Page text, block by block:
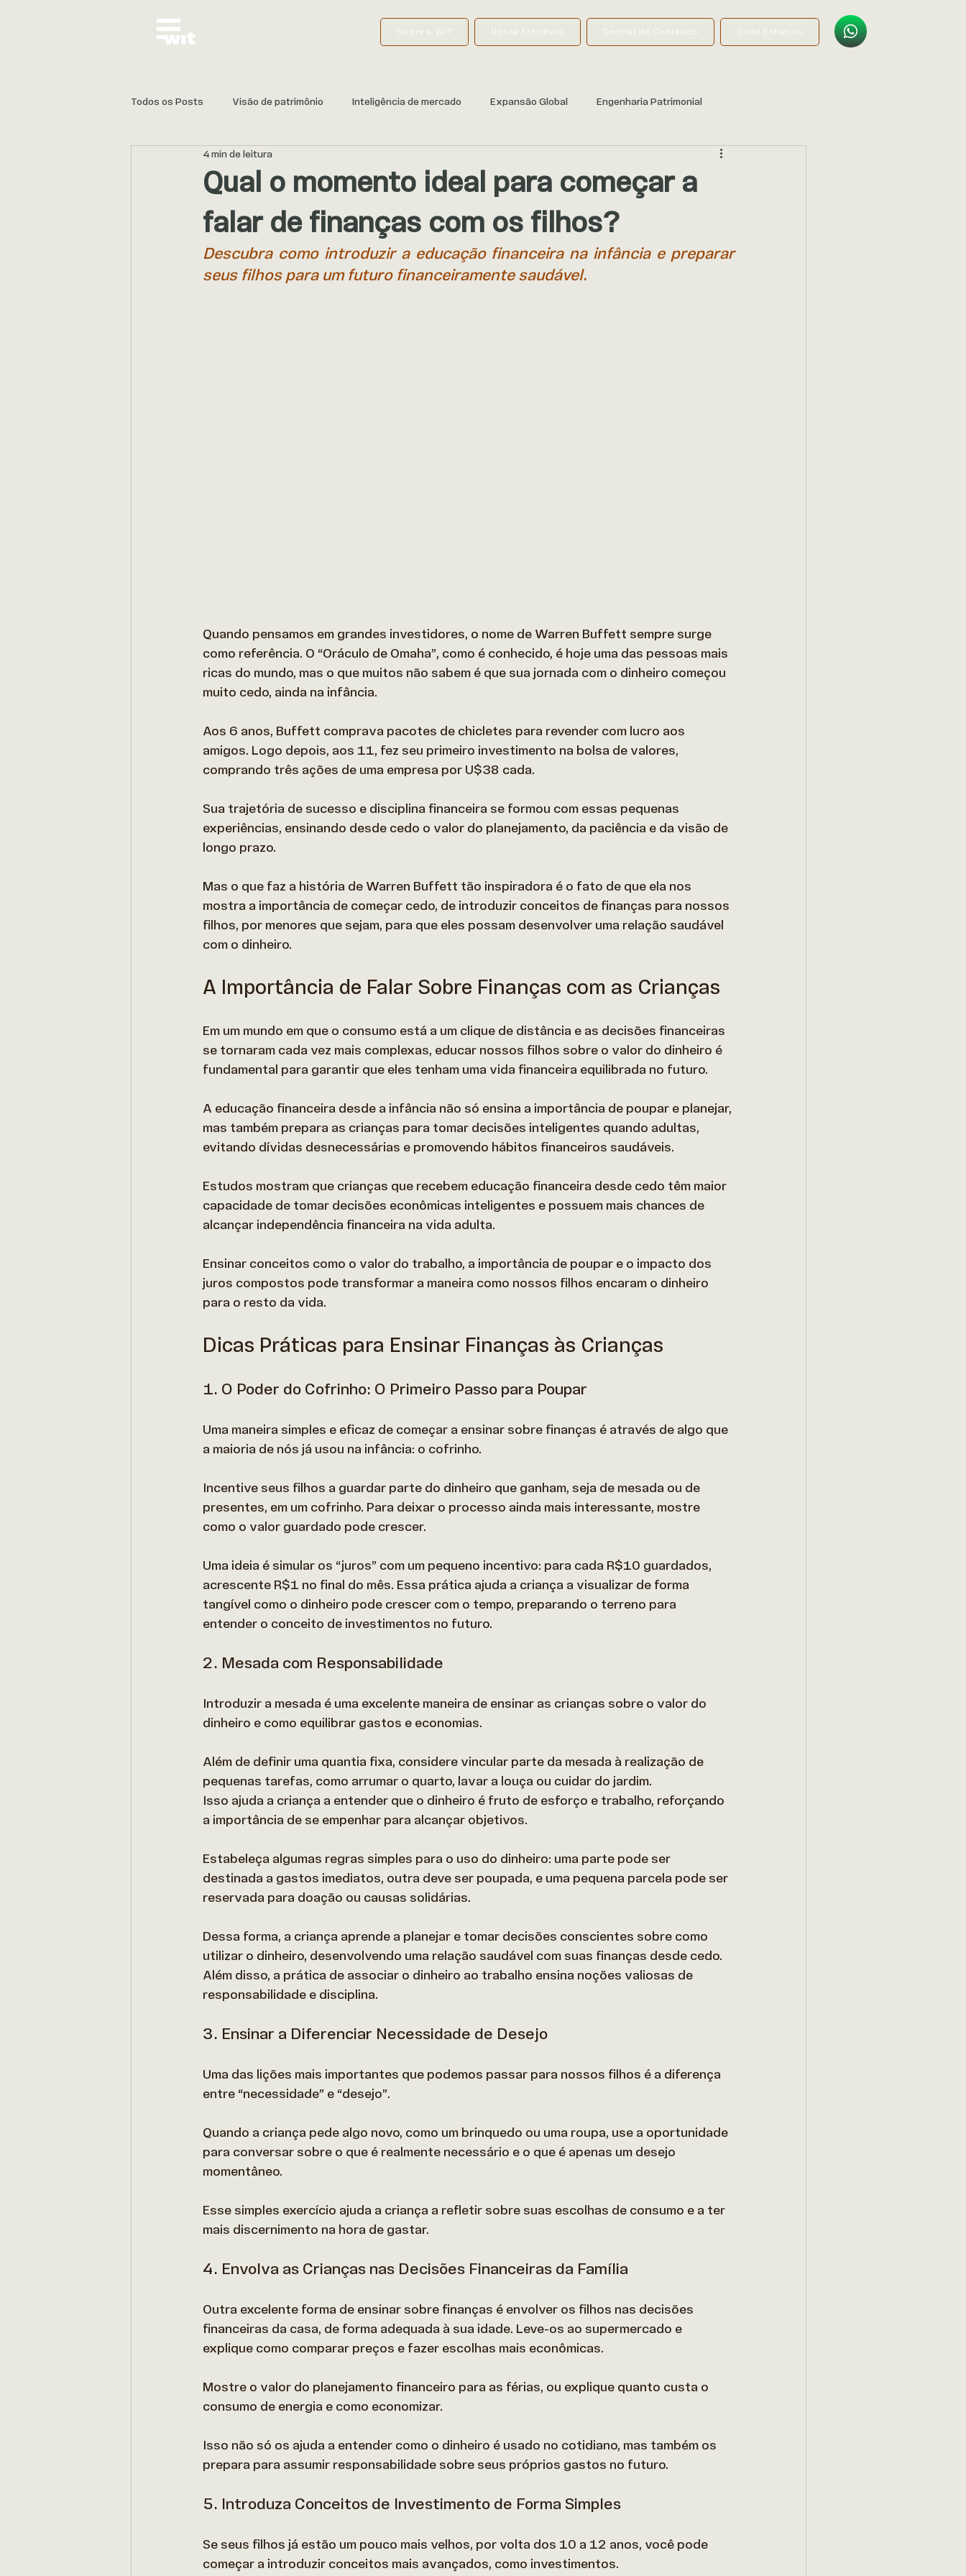
Sobre a WIT Nossa Estrutura Central de Conteúdo Onde Estamos
Todos os Posts Visão de patrimônio Inteligência de mercado Expansão Global Engenharia Patrimonial
Proteção e Continuidade
Qual o momento ideal para começar a
falar de finanças com os filhos?
4 min de leitura
Descubra como introduzir a educação financeira na infância e preparar
seus filhos para um futuro financeiramente saudável.
Quando pensamos em grandes investidores, o nome de Warren Buffett sempre surge
como referência. O “Oráculo de Omaha”, como é conhecido, é hoje uma das pessoas mais
ricas do mundo, mas o que muitos não sabem é que sua jornada com o dinheiro começou
muito cedo, ainda na infância.
Aos 6 anos, Buffett comprava pacotes de chicletes para revender com lucro aos
amigos. Logo depois, aos 11, fez seu primeiro investimento na bolsa de valores,
comprando três ações de uma empresa por U$38 cada.
Sua trajetória de sucesso e disciplina financeira se formou com essas pequenas
experiências, ensinando desde cedo o valor do planejamento, da paciência e da visão de
longo prazo.
Mas o que faz a história de Warren Buffett tão inspiradora é o fato de que ela nos
mostra a importância de começar cedo, de introduzir conceitos de finanças para nossos
filhos, por menores que sejam, para que eles possam desenvolver uma relação saudável
com o dinheiro.
A Importância de Falar Sobre Finanças com as Crianças
Em um mundo em que o consumo está a um clique de distância e as decisões financeiras
se tornaram cada vez mais complexas, educar nossos filhos sobre o valor do dinheiro é
fundamental para garantir que eles tenham uma vida financeira equilibrada no futuro.
A educação financeira desde a infância não só ensina a importância de poupar e planejar,
mas também prepara as crianças para tomar decisões inteligentes quando adultas,
evitando dívidas desnecessárias e promovendo hábitos financeiros saudáveis.
Estudos mostram que crianças que recebem educação financeira desde cedo têm maior
capacidade de tomar decisões econômicas inteligentes e possuem mais chances de
alcançar independência financeira na vida adulta.
Ensinar conceitos como o valor do trabalho, a importância de poupar e o impacto dos
juros compostos pode transformar a maneira como nossos filhos encaram o dinheiro
para o resto da vida.
Dicas Práticas para Ensinar Finanças às Crianças
1. O Poder do Cofrinho: O Primeiro Passo para Poupar
Uma maneira simples e eficaz de começar a ensinar sobre finanças é através de algo que
a maioria de nós já usou na infância: o cofrinho.
Incentive seus filhos a guardar parte do dinheiro que ganham, seja de mesada ou de
presentes, em um cofrinho. Para deixar o processo ainda mais interessante, mostre
como o valor guardado pode crescer.
Uma ideia é simular os “juros” com um pequeno incentivo: para cada R$10 guardados,
acrescente R$1 no final do mês. Essa prática ajuda a criança a visualizar de forma
tangível como o dinheiro pode crescer com o tempo, preparando o terreno para
entender o conceito de investimentos no futuro.
2. Mesada com Responsabilidade
Introduzir a mesada é uma excelente maneira de ensinar as crianças sobre o valor do
dinheiro e como equilibrar gastos e economias.
Além de definir uma quantia fixa, considere vincular parte da mesada à realização de
pequenas tarefas, como arrumar o quarto, lavar a louça ou cuidar do jardim.
Isso ajuda a criança a entender que o dinheiro é fruto de esforço e trabalho, reforçando
a importância de se empenhar para alcançar objetivos.
Estabeleça algumas regras simples para o uso do dinheiro: uma parte pode ser
destinada a gastos imediatos, outra deve ser poupada, e uma pequena parcela pode ser
reservada para doação ou causas solidárias.
Dessa forma, a criança aprende a planejar e tomar decisões conscientes sobre como
utilizar o dinheiro, desenvolvendo uma relação saudável com suas finanças desde cedo.
Além disso, a prática de associar o dinheiro ao trabalho ensina noções valiosas de
responsabilidade e disciplina.
3. Ensinar a Diferenciar Necessidade de Desejo
Uma das lições mais importantes que podemos passar para nossos filhos é a diferença
entre “necessidade” e “desejo”.
Quando a criança pede algo novo, como um brinquedo ou uma roupa, use a oportunidade
para conversar sobre o que é realmente necessário e o que é apenas um desejo
momentâneo.
Esse simples exercício ajuda a criança a refletir sobre suas escolhas de consumo e a ter
mais discernimento na hora de gastar.
4. Envolva as Crianças nas Decisões Financeiras da Família
Outra excelente forma de ensinar sobre finanças é envolver os filhos nas decisões
financeiras da casa, de forma adequada à sua idade. Leve-os ao supermercado e
explique como comparar preços e fazer escolhas mais econômicas.
Mostre o valor do planejamento financeiro para as férias, ou explique quanto custa o
consumo de energia e como economizar.
Isso não só os ajuda a entender como o dinheiro é usado no cotidiano, mas também os
prepara para assumir responsabilidade sobre seus próprios gastos no futuro.
5. Introduza Conceitos de Investimento de Forma Simples
Se seus filhos já estão um pouco mais velhos, por volta dos 10 a 12 anos, você pode
começar a introduzir conceitos mais avançados, como investimentos.